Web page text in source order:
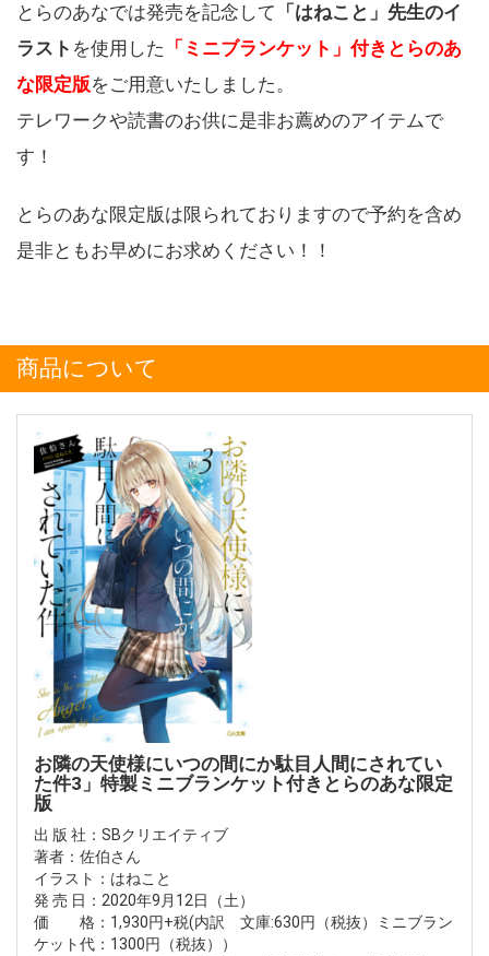
とらのあなでは発売を記念して 「はねこと」先生のイ
ラスト を使用した 「ミニブランケット」付きとらのあ
な限定版をご用意いたしました。
テレワークや読書のお供に是非お薦めのアイテムで
す！
とらのあな限定版は限られておりますので予約を含め
是非ともお早めにお求めください！！
商品について
お隣の天使様にいつの間にか駄目人間にされてい
た件3」特製ミニブランケット付きとらのあな限定
版
出 版 社：SBクリエイティブ
著者：佐伯さん
イラスト：はねこと
発 売 日：2020年9月12日（土）
価 格：1,930円+税(内訳 文庫:630円（税抜）ミニブラン
ケット代：1300円（税抜））